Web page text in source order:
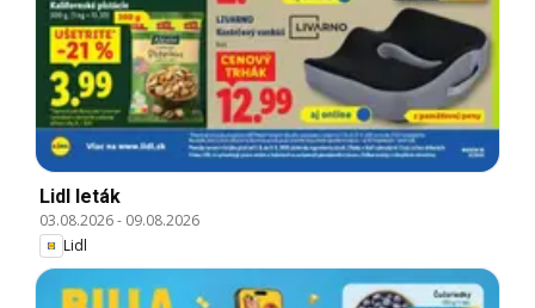
Lidl leták
03.08.2026- 09.08.2026
Lidl